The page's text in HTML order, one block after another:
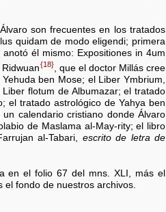
son frecuentes en los tratados
quidam de modo eligendi; primera
él mismo: Expositiones in 4um
{18}, que el doctor Millás cree
ben Mose; el Liber Ymbrium,
flotum de Albumazar; el tratado
el tratado astrológico de Yahya ben
calendario cristiano donde Álvaro
de Maslama al-May-rity; el libro
al-Tabari, escrito de letra de
en el folio 67 del mns. XLI, más el
fondo de nuestros archivos.